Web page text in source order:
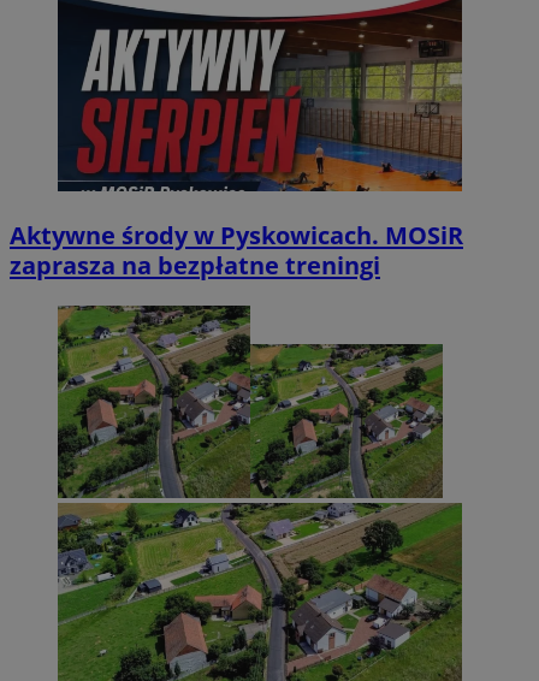
Aktywne środy w Pyskowicach. MOSiR
zaprasza na bezpłatne treningi